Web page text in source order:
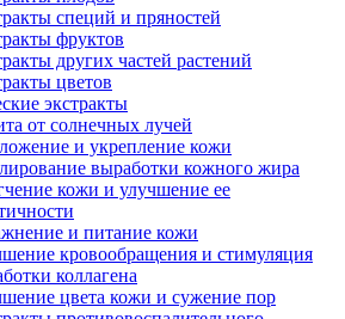
специй и пряностей
фруктов
других частей растений
цветов
экстракты
от солнечных лучей
и укрепление кожи
выработки кожного жира
кожи и улучшение ее
и питание кожи
кровообращения и стимуляция
коллагена
цвета кожи и сужение пор